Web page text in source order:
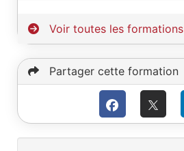
Voir toutes les formations
Partager cette formation